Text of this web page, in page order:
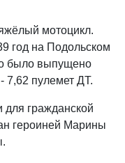
мотоцикл.
год на Подольском
было выпущено
7,62 пулемет ДТ.
гражданской
героиней Марины